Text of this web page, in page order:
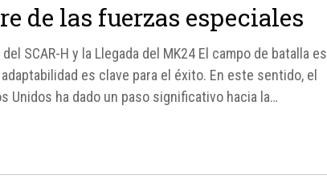
de las fuerzas especiales
SCAR-H y la Llegada del MK24 El campo de batalla es
es clave para el éxito. En este sentido, el
Unidos ha dado un paso significativo hacia la